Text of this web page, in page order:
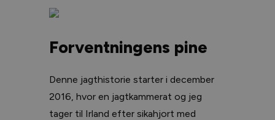
Forventningens pine
Denne jagthistorie starter i december
2016, hvor en jagtkammerat og jeg
tager til Irland efter sikahjort med